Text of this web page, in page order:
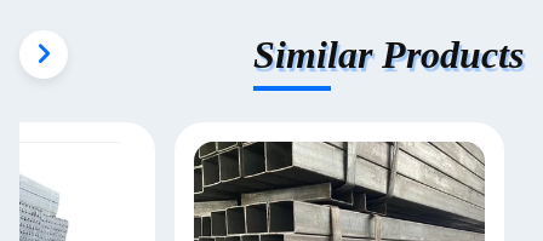
Similar Products